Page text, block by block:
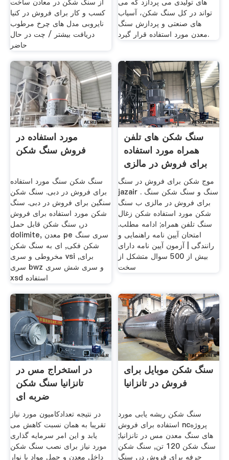
از سنگ شکن در معادن ساخت
کسب و کار برای فروش در کنیا
نایروبی مدل های چرخ مرطوب
دریافت بیشتر / چت در حال
حاضر
های تولیدی می پردازد که می
تواند در کل سنگ شکن، آسیاب
های صنعتی و پردازش سنگ
معدن مورد استفاده قرار گیرد.
مورد استفاده در
فروش سنگ شکن
سنگ شکن سنگ مورد استفاده
برای فروش در دبی. سنگ شکن
سنگین برای فروش در دبی. سنگ
شکن مورد استفاده برای فروش
در, سنگ شکن قابل حمل
dolimite, معدن pe سری سنگ
شکن فکی, ای به سنگ شکن
مخروطی و سری vsi برای,
سری bwz و سری شش سری
xsd استفاده
سنگ شکن های تلفن
همراه مورد استفاده
برای فروش در مالزی
موج شکن برای فروش در سنگ
jazair . سنگ و سنگ شکن سنگ
برای فروش در مالزی ب سنگ
شکن مورد استفاده شکن زغال
سنگ تلفن همراه; ادامه مطلب.
امتحان آیین نامه راهنمایی و
رانندگی | آزمون آیین نامه دارای
بیش از 500 سوال متشكل از
سخت
در استخراج مس در
تانزانیا سنگ شکن
ضربه ای
در نتیجه تعدادکامیون مورد نیاز
تقریبا به همان نسبت کاهش می
یابد و این امر سرمایه گذاری
مورد نیاز برای نصب سنگ شکن
داخل معدن و حمل مواد با نوار
سنگ شکن موبایل برای
فروش در تانزانیا
سنگ شکن ریشه یابی مورد
استفاده برای فروش ncپروژه
های سنگ معدن مس در تانزانیا;
سنگ شکن 120 تن, سنگ شکن
حرفه برای فروش در, سنگ